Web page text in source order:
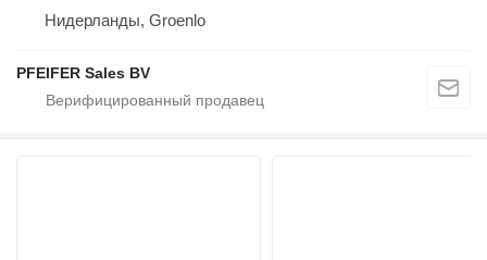
Нидерланды, Groenlo
PFEIFER Sales BV